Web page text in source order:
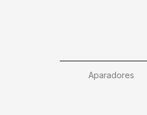
Aparadores